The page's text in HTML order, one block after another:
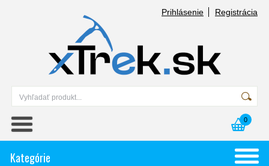
Prihlásenie Registrácia
0
Kategórie